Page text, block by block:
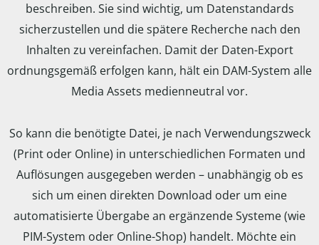
beschreiben. Sie sind wichtig, um Datenstandards
sicherzustellen und die spätere Recherche nach den
Inhalten zu vereinfachen. Damit der Daten-Export
ordnungsgemäß erfolgen kann, hält ein DAM-System alle
Media Assets medienneutral vor.
So kann die benötigte Datei, je nach Verwendungszweck
(Print oder Online) in unterschiedlichen Formaten und
Auflösungen ausgegeben werden – unabhängig ob es
sich um einen direkten Download oder um eine
automatisierte Übergabe an ergänzende Systeme (wie
PIM-System oder Online-Shop) handelt. Möchte ein